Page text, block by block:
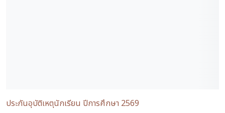
ประกันอุบัติเหตุนักเรียน ปีการศึกษา 2569